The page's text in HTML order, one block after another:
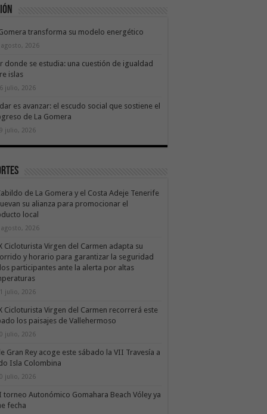
transforma su modelo energético
agosto, 2026
donde se estudia: una cuestión de igualdad
islas
julio, 2026
es avanzar: el escudo social que sostiene el
de La Gomera
julio, 2026
de La Gomera y el Costa Adeje Tenerife
su alianza para promocionar el
local
agosto, 2026
Cicloturista Virgen del Carmen adapta su
y horario para garantizar la seguridad
participantes ante la alerta por altas
julio, 2026
Cicloturista Virgen del Carmen recorrerá este
los paisajes de Vallehermoso
julio, 2026
Gran Rey acoge este sábado la VII Travesía a
Isla Colombina
julio, 2026
torneo Autonómico Gomahara Beach Vóley ya
fecha